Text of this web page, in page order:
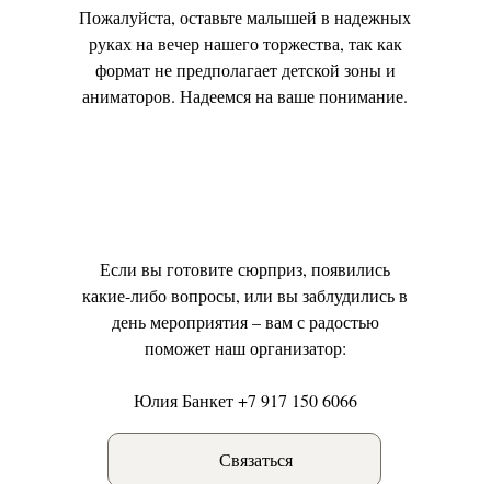
Пожалуйста, оставьте малышей в надежных
руках на вечер нашего торжества, так как
формат не предполагает детской зоны и
аниматоров. Надеемся на ваше понимание.
Если вы готовите сюрприз, появились
какие-либо вопросы, или вы заблудились в
день мероприятия – вам с радостью
поможет наш организатор:
Юлия Банкет +7 917 150 6066
Связаться